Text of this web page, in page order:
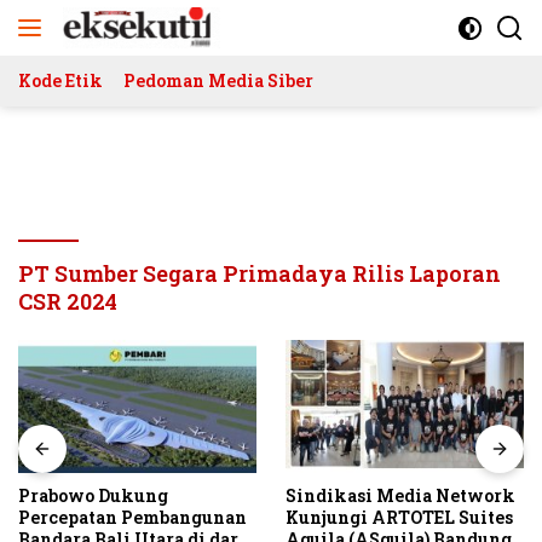
Kode Etik Pedoman Media Siber
PT Sumber Segara Primadaya Rilis Laporan
CSR 2024
Prabowo Dukung
Percepatan Pembangunan
Sindikasi Media Network
Kunjungi ARTOTEL Suites